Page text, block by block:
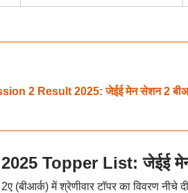
2 Result 2025: जेईई मेन सेशन 2
Topper List: जेईई मेन
(बीआर्क) में श्रेणीवार टॉपर का विवरण नीचे